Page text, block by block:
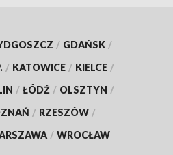
/ GDAŃSK /
/ KATOWICE / KIELCE /
/ ŁÓDŹ / OLSZTYN /
/ RZESZÓW /
/ WROCŁAW